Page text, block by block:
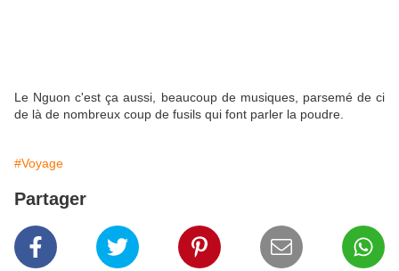
Le Nguon c'est ça aussi, beaucoup de musiques, parsemé de ci
de là de nombreux coup de fusils qui font parler la poudre.
#Voyage
Partager